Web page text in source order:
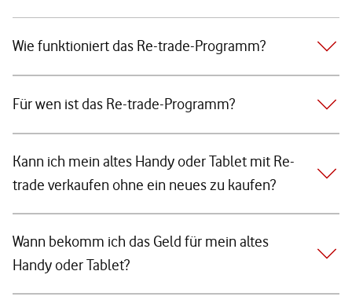
Wie funktioniert das Re-trade-Programm?
Für wen ist das Re-trade-Programm?
Kann ich mein altes Handy oder Tablet mit Re-
trade verkaufen ohne ein neues zu kaufen?
Wann bekomm ich das Geld für mein altes
Handy oder Tablet?